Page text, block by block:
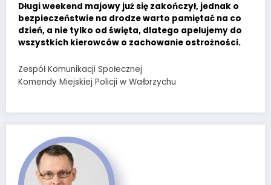
Długi weekend majowy już się zakończył, jednak o
bezpieczeństwie na drodze warto pamiętać na co
dzień, a nie tylko od święta, dlatego apelujemy do
wszystkich kierowców o zachowanie ostrożności.
Zespół Komunikacji Społecznej
Komendy Miejskiej Policji w Wałbrzychu